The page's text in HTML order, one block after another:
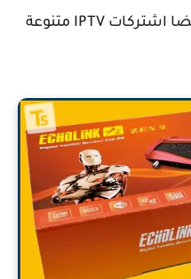
وميزات وخاصيات إضافية، وأيضا اشتركات IPTV متنوعة